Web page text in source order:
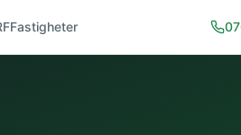
Fastigheter